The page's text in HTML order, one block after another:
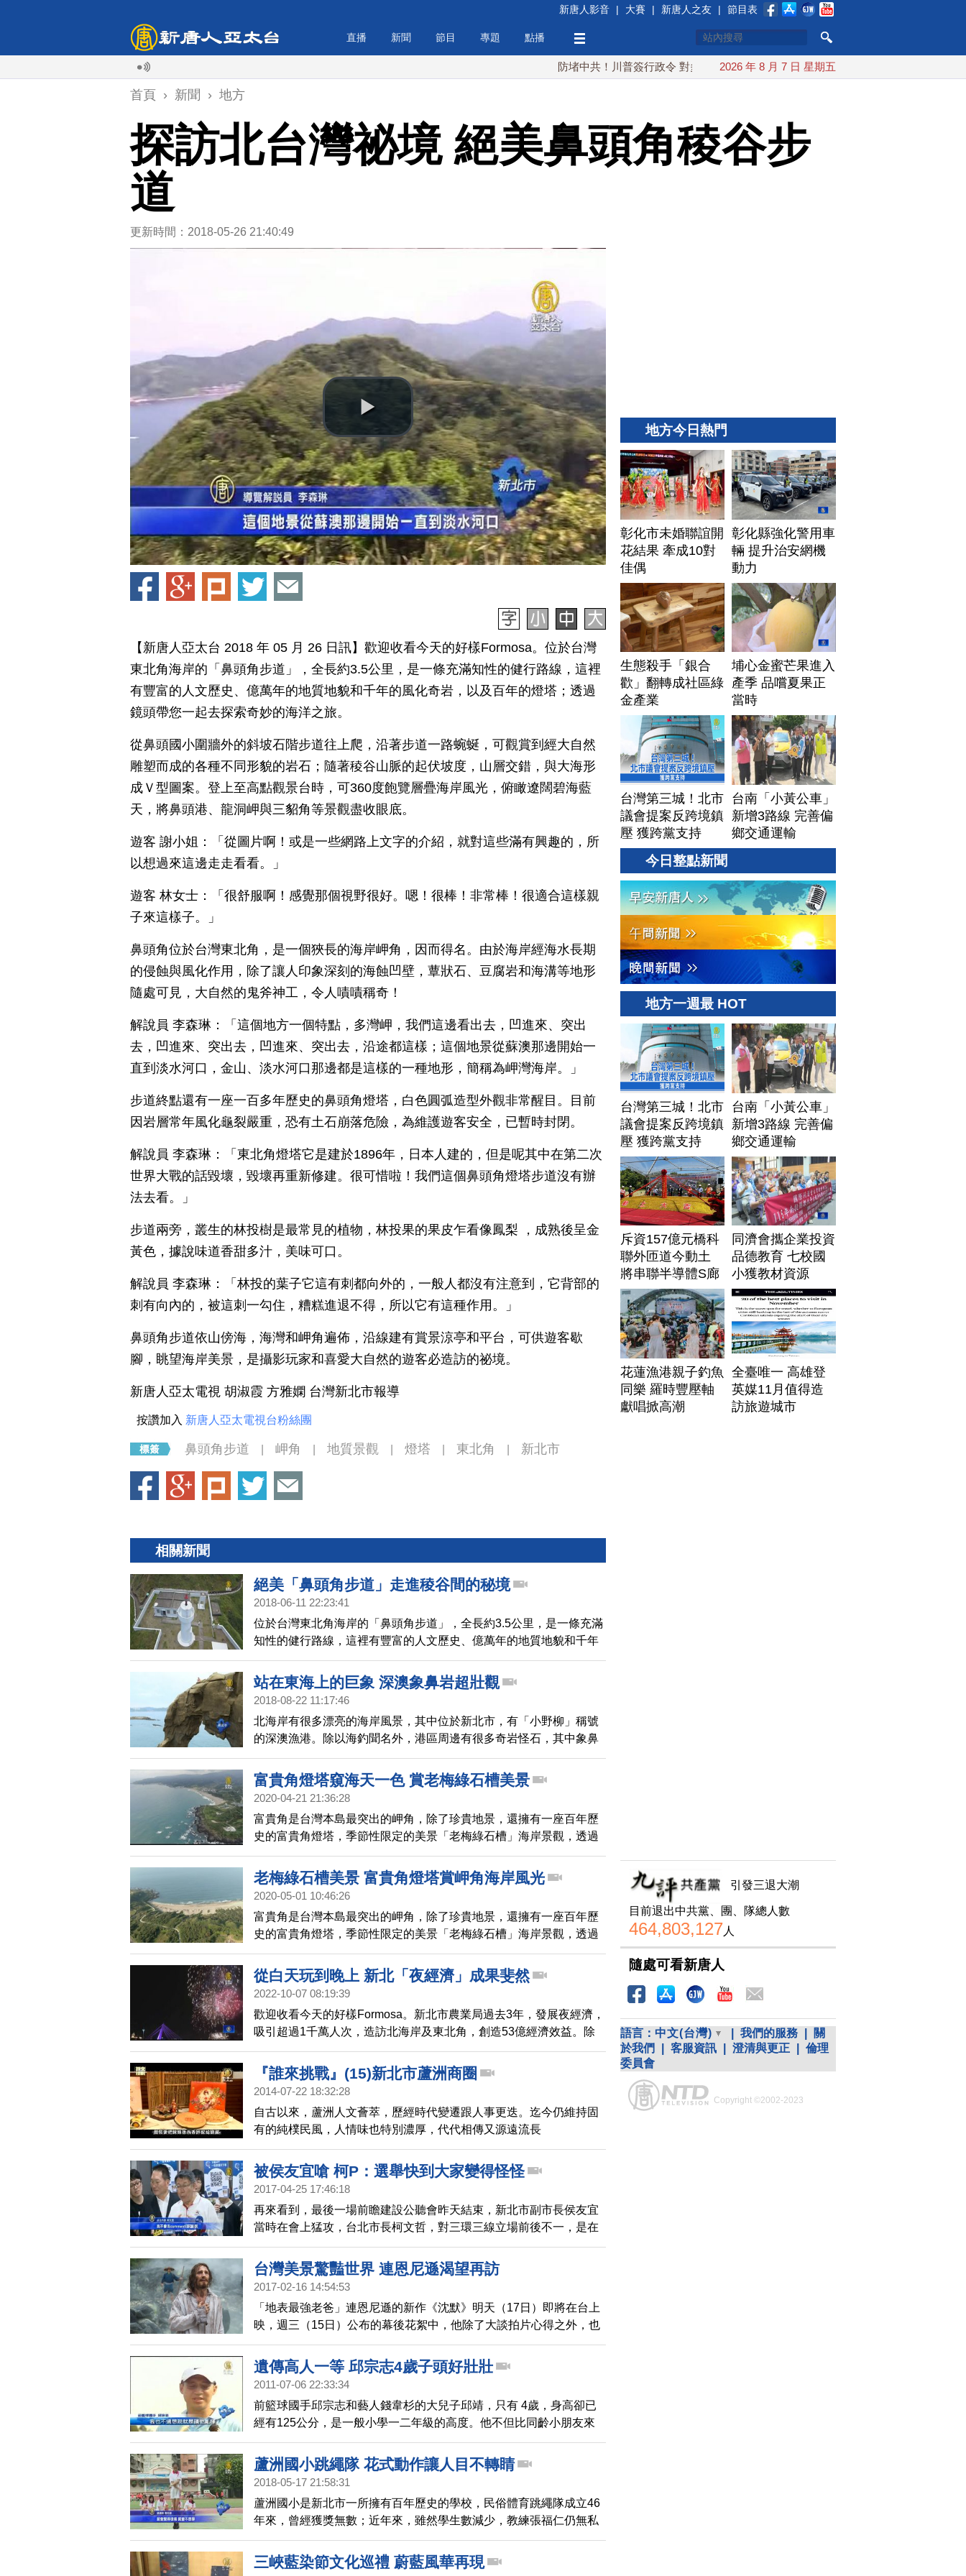
新唐人影音 | 大賽 | 新唐人之友 | 節目表
直播 新聞 節目 專題 點播
防堵中共！川普簽行政令 對多晶矽課15%關稅 日本氣象廳緊盯白海豚颱風 台灣最快下午
2026 年 8 月 7 日 星期五
首頁 › 新聞 › 地方
探訪北台灣祕境 絕美鼻頭角稜谷步
道
更新時間：2018-05-26 21:40:49
【新唐人亞太台 2018 年 05 月 26 日訊】歡迎收看今天的好樣Formosa。位於台灣
東北角海岸的「鼻頭角步道」，全長約3.5公里，是一條充滿知性的健行路線，這裡
有豐富的人文歷史、億萬年的地質地貌和千年的風化奇岩，以及百年的燈塔；透過
鏡頭帶您一起去探索奇妙的海洋之旅。
從鼻頭國小圍牆外的斜坡石階步道往上爬，沿著步道一路蜿蜒，可觀賞到經大自然
雕塑而成的各種不同形貌的岩石；隨著稜谷山脈的起伏坡度，山層交錯，與大海形
成Ｖ型圖案。登上至高點觀景台時，可360度飽覽層疊海岸風光，俯瞰遼闊碧海藍
天，將鼻頭港、龍洞岬與三貂角等景觀盡收眼底。
遊客 謝小姐：「從圖片啊！或是一些網路上文字的介紹，就對這些滿有興趣的，所
以想過來這邊走走看看。」
遊客 林女士：「很舒服啊！感覺那個視野很好。嗯！很棒！非常棒！很適合這樣親
子來這樣子。」
鼻頭角位於台灣東北角，是一個狹長的海岸岬角，因而得名。由於海岸經海水長期
的侵蝕與風化作用，除了讓人印象深刻的海蝕凹壁，蕈狀石、豆腐岩和海溝等地形
隨處可見，大自然的鬼斧神工，令人嘖嘖稱奇！
解說員 李森琳：「這個地方一個特點，多灣岬，我們這邊看出去，凹進來、突出
去，凹進來、突出去，凹進來、突出去，沿途都這樣；這個地景從蘇澳那邊開始一
直到淡水河口，金山、淡水河口那邊都是這樣的一種地形，簡稱為岬灣海岸。」
步道終點還有一座一百多年歷史的鼻頭角燈塔，白色圓弧造型外觀非常醒目。目前
因岩層常年風化龜裂嚴重，恐有土石崩落危險，為維護遊客安全，已暫時封閉。
解說員 李森琳：「東北角燈塔它是建於1896年，日本人建的，但是呢其中在第二次
世界大戰的話毀壞，毀壞再重新修建。很可惜啦！我們這個鼻頭角燈塔步道沒有辦
法去看。」
步道兩旁，叢生的林投樹是最常見的植物，林投果的果皮乍看像鳳梨 ，成熟後呈金
黃色，據說味道香甜多汁，美味可口。
解說員 李森琳：「林投的葉子它這有刺都向外的，一般人都沒有注意到，它背部的
刺有向內的，被這刺一勾住，糟糕進退不得，所以它有這種作用。」
鼻頭角步道依山傍海，海灣和岬角遍佈，沿線建有賞景涼亭和平台，可供遊客歇
腳，眺望海岸美景，是攝影玩家和喜愛大自然的遊客必造訪的祕境。
新唐人亞太電視 胡淑霞 方雅嫻 台灣新北市報導
按讚加入 新唐人亞太電視台粉絲團
鼻頭角步道 岬角 地質景觀 燈塔 東北角 新北市
相關新聞
絕美「鼻頭角步道」走進稜谷間的秘境
2018-06-11 22:23:41
位於台灣東北角海岸的「鼻頭角步道」，全長約3.5公里，是一條充滿
知性的健行路線，這裡有豐富的人文歷史、億萬年的地質地貌和千年
的風化奇岩，以及百年的燈塔；透過鏡頭帶您一起去探索奇妙的海洋
之旅。
站在東海上的巨象 深澳象鼻岩超壯觀
2018-08-22 11:17:46
北海岸有很多漂亮的海岸風景，其中位於新北市，有「小野柳」稱號
的深澳漁港。除以海釣聞名外，港區周邊有很多奇岩怪石，其中象鼻
岩更被納入台灣36秘境之一。一起去看看。
富貴角燈塔窺海天一色 賞老梅綠石槽美景
2020-04-21 21:36:28
富貴角是台灣本島最突出的岬角，除了珍貴地景，還擁有一座百年歷
史的富貴角燈塔，季節性限定的美景「老梅綠石槽」海岸景觀，透過
鏡頭一起去看看。
老梅綠石槽美景 富貴角燈塔賞岬角海岸風光
2020-05-01 10:46:26
富貴角是台灣本島最突出的岬角，除了珍貴地景，還擁有一座百年歷
史的富貴角燈塔，季節性限定的美景「老梅綠石槽」海岸景觀，透過
鏡頭一起去看看。
從白天玩到晚上 新北「夜經濟」成果斐然
2022-10-07 08:19:39
歡迎收看今天的好樣Formosa。新北市農業局過去3年，發展夜經濟，
吸引超過1千萬人次，造訪北海岸及東北角，創造53億經濟效益。除
了推出，從白天到晚上的「萬金杜鵑」與「北海潮與火」，還有「北
海岸時尚藝術季」，及「淡水漁人碼頭煙火秀」等，不但成功推動夜
經濟，更帶動地方產業發展。
『誰來挑戰』(15)新北市蘆洲商圈
2014-07-22 18:32:28
自古以來，蘆洲人文薈萃，歷經時代變遷跟人事更迭。迄今仍維持固
有的純樸民風，人情味也特別濃厚，代代相傳又源遠流長
被侯友宜嗆 柯P：選舉快到大家變得怪怪
2017-04-25 17:46:18
再來看到，最後一場前瞻建設公聽會昨天結束，新北市副市長侯友宜
當時在會上猛攻，台北市長柯文哲，對三環三線立場前後不一，是在
「說瘋話」，柯文哲今天受訪時只說，「選舉快到大家都變得怪怪
的」，並否認他有針對三環三線做出表態。
台灣美景驚豔世界 連恩尼遜渴望再訪
2017-02-16 14:54:53
「地表最強老爸」連恩尼遜的新作《沈默》明天（17日）即將在台上
映，週三（15日）公布的幕後花絮中，他除了大談拍片心得之外，也
聊到陽明山「這個地方真的很美，但卻很嚇人！」
遺傳高人一等 邱宗志4歲子頭好壯壯
2011-07-06 22:33:34
前籃球國手邱宗志和藝人錢韋杉的大兒子邱靖，只有 4歲，身高卻已
經有125公分，是一般小學一二年級的高度。他不但比同齡小朋友來
的高，運動細胞更是遺傳老爸，最近還迷上了高爾夫，昨天(5日)參加
城市盃青少年高球賽，成了全場年紀最小的選手。
蘆洲國小跳繩隊 花式動作讓人目不轉睛
2018-05-17 21:58:31
蘆洲國小是新北市一所擁有百年歷史的學校，民俗體育跳繩隊成立46
年來，曾經獲獎無數；近年來，雖然學生數減少，教練張福仁仍無私
的付出，利用平日和寒暑假訓練學生，希望這項民俗技藝能繼續傳承
下去。
三峽藍染節文化巡禮 蔚藍風華再現
地方今日熱門
彰化市未婚聯誼開
花結果 牽成10對
佳偶
彰化縣強化警用車
輛 提升治安網機
動力
生態殺手「銀合
歡」翻轉成社區綠
金產業
埔心金蜜芒果進入
產季 品嚐夏果正
當時
台灣第三城！北市
議會提案反跨境鎮
壓 獲跨黨支持
台南「小黃公車」
新增3路線 完善偏
鄉交通運輸
今日整點新聞
地方一週最 HOT
台灣第三城！北市
議會提案反跨境鎮
壓 獲跨黨支持
台南「小黃公車」
新增3路線 完善偏
鄉交通運輸
斥資157億元橋科
聯外匝道今動土
將串聯半導體S廊
帶
同濟會攜企業投資
品德教育 七校國
小獲教材資源
花蓮漁港親子釣魚
同樂 羅時豐壓軸
獻唱掀高潮
全臺唯一 高雄登
英媒11月值得造
訪旅遊城市
引發三退大潮
目前退出中共黨、團、隊總人數
464,803,127人
隨處可看新唐人
語言： 中文(台灣) 我們的服務
關
於我們
客服資訊 澄清與更正
倫理
委員會
Copyright ©2002-2023